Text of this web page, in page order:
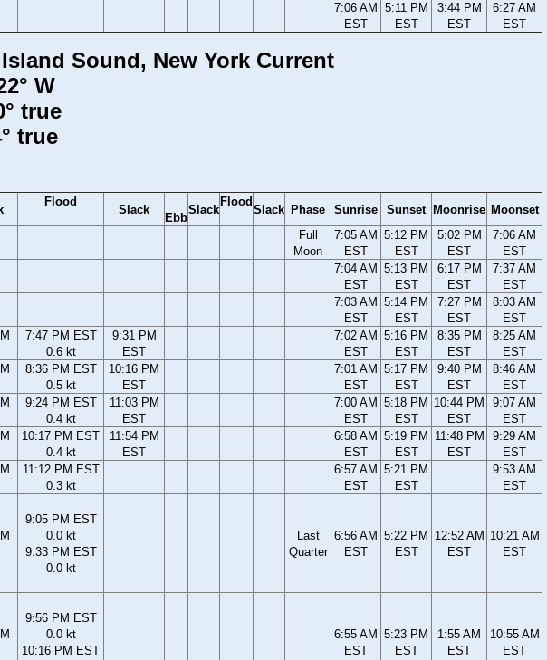
7:06 AM
EST
5:11 PM
EST
3:44 PM
EST
6:27 AM
EST
Sound, New York Current
W
true
true
Flood
Slack
Ebb
Slack
Flood
Slack Phase Sunrise Sunset Moonrise Moonset
Full
Moon
7:05 AM
EST
5:12 PM
EST
5:02 PM
EST
7:06 AM
EST
7:04 AM
EST
5:13 PM
EST
6:17 PM
EST
7:37 AM
EST
7:03 AM
EST
5:14 PM
EST
7:27 PM
EST
8:03 AM
EST
7:47 PM EST
0.6 kt
9:31 PM
EST
7:02 AM
EST
5:16 PM
EST
8:35 PM
EST
8:25 AM
EST
8:36 PM EST
0.5 kt
10:16 PM
EST
7:01 AM
EST
5:17 PM
EST
9:40 PM
EST
8:46 AM
EST
9:24 PM EST
0.4 kt
11:03 PM
EST
7:00 AM
EST
5:18 PM
EST
10:44 PM
EST
9:07 AM
EST
10:17 PM EST
0.4 kt
11:54 PM
EST
6:58 AM
EST
5:19 PM
EST
11:48 PM
EST
9:29 AM
EST
11:12 PM EST
0.3 kt
6:57 AM
EST
5:21 PM
EST
9:53 AM
EST
9:05 PM EST
0.0 kt
9:33 PM EST
0.0 kt
Last
Quarter
6:56 AM
EST
5:22 PM
EST
12:52 AM
EST
10:21 AM
EST
9:56 PM EST
0.0 kt
10:16 PM EST
6:55 AM
EST
5:23 PM
EST
1:55 AM
EST
10:55 AM
EST